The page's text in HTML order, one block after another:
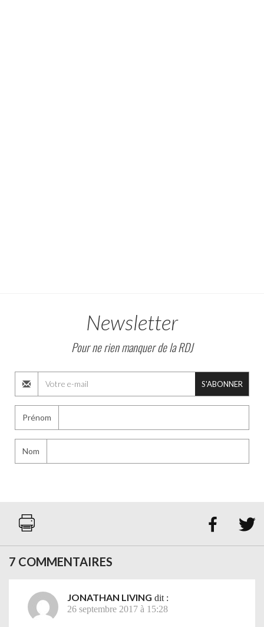
Newsletter
Pour ne rien manquer de la RDJ
S'ABONNER
Prénom
Nom
 
7 COMMENTAIRES
JONATHAN LIVING dit :
26 septembre 2017 à 15:28